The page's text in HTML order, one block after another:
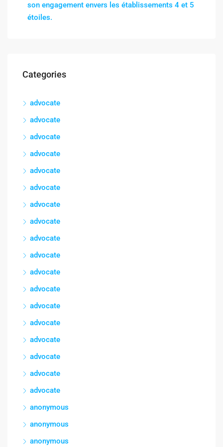
son engagement envers les établissements 4 et 5
étoiles.
Categories
advocate
advocate
advocate
advocate
advocate
advocate
advocate
advocate
advocate
advocate
advocate
advocate
advocate
advocate
advocate
advocate
advocate
advocate
anonymous
anonymous
anonymous